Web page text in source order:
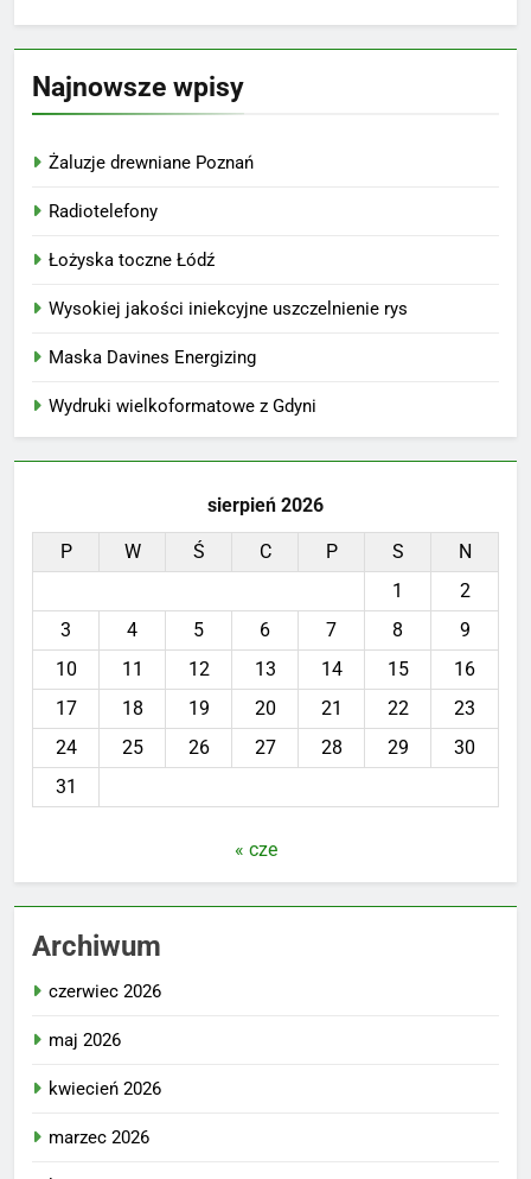
Najnowsze wpisy
Żaluzje drewniane Poznań
Radiotelefony
Łożyska toczne Łódź
Wysokiej jakości iniekcyjne uszczelnienie rys
Maska Davines Energizing
Wydruki wielkoformatowe z Gdyni
sierpień 2026
P W Ś C P S
N
1
2
3
4 5 6 7 8
9
10
11 12 13 14 15
16
17
18 19 20 21 22
23
24
25 26 27 28 29
30
31
« cze
Archiwum
czerwiec 2026
maj 2026
kwiecień 2026
marzec 2026